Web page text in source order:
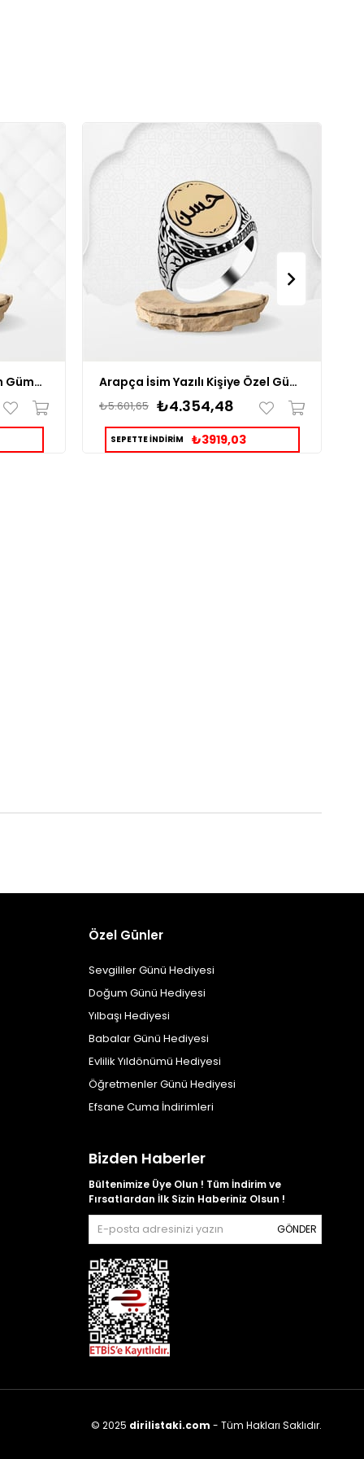
Kişiye Özel İsim Yazılı Kadın Gümüş Yüzük Arapça İsim Yazılı Kişiye Özel Gümüş Yüzük
₺4.354,48
₺5.601,65
SEPETTE İNDİRİM ₺3919,03
Özel Günler
Sevgililer Günü Hediyesi
Doğum Günü Hediyesi
Yılbaşı Hediyesi
Babalar Günü Hediyesi
Evlilik Yıldönümü Hediyesi
Öğretmenler Günü Hediyesi
Efsane Cuma İndirimleri
Bizden Haberler
Bültenimize Üye Olun ! Tüm İndirim ve
Fırsatlardan İlk Sizin Haberiniz Olsun !
GÖNDER
© 2025 dirilistaki.com - Tüm Hakları Saklıdır.